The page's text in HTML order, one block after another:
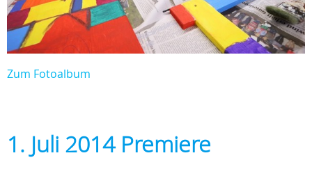
Zum Fotoalbum
1. Juli 2014 Premiere